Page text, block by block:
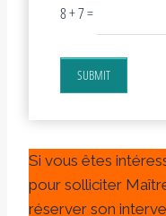
8 + 7 =
SUBMIT
Si vous êtes
pour solliciter
réserver son